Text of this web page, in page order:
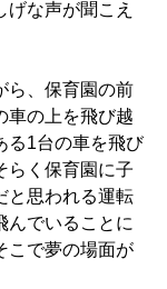
げな声が聞こえ
ら、保育園の前
車の上を飛び越
る1台の車を飛び
らく保育園に子
と思われる運転
んでいることに
こで夢の場面が